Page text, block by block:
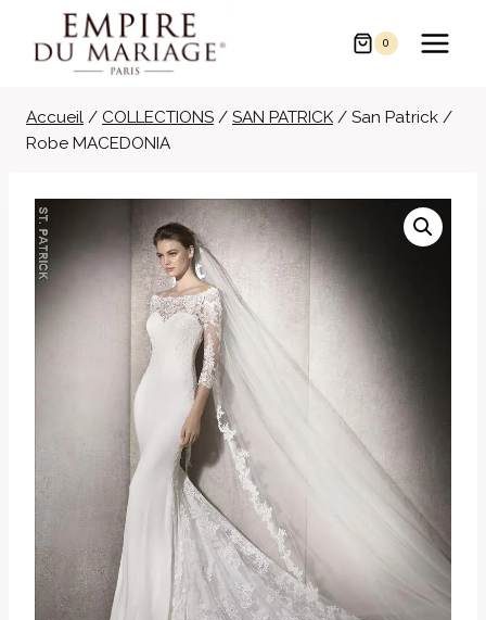
contenu
0
Accueil / COLLECTIONS / SAN PATRICK / San Patrick /
Robe MACEDONIA